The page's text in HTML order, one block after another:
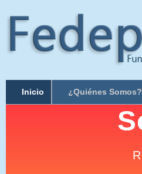
Inicio ¿Quiénes Somos?